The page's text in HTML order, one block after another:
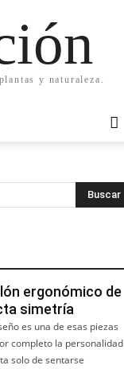
y naturaleza.
ergonómico de
simetría
es una de esas piezas
completo la personalidad
solo de sentarse